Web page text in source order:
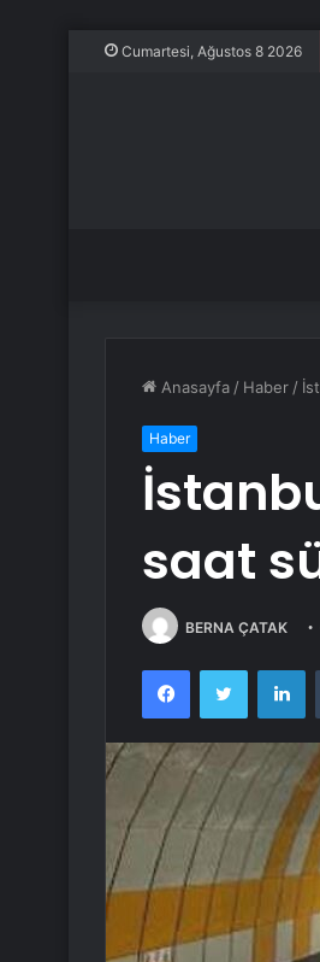
Cumartesi, Ağustos 8 2026
Anasayfa / Haber /
Haber
saat
BERNA ÇATAK
FacebookTwitter